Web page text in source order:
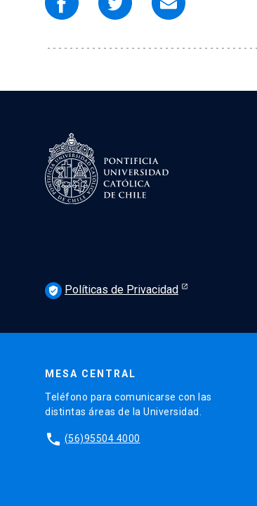
verified_user Políticas de Privacidad
MESA CENTRAL
Teléfono para comunicarse con las
distintas áreas de la Universidad.
phone (56)95504 4000